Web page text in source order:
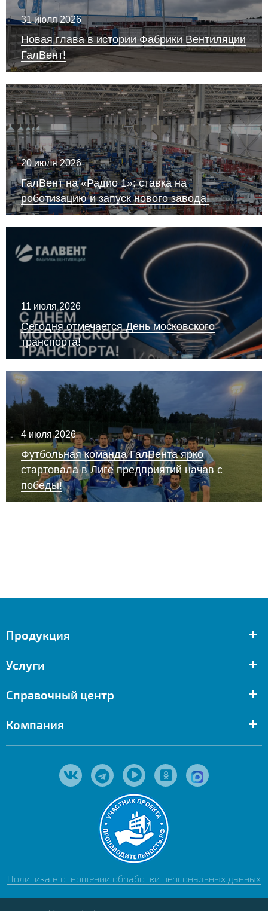
31 июля 2026
Новая глава в истории Фабрики Вентиляции
ГалВент!
20 июля 2026
ГалВент на «Радио 1»: ставка на
роботизацию и запуск нового завода!
11 июля 2026
Сегодня отмечается День московского
транспорта!
4 июля 2026
Футбольная команда ГалВента ярко
стартовала в Лиге предприятий начав с
победы!
Продукция +
Услуги +
Справочный центр +
Компания +
Политика в отношении обработки персональных данных